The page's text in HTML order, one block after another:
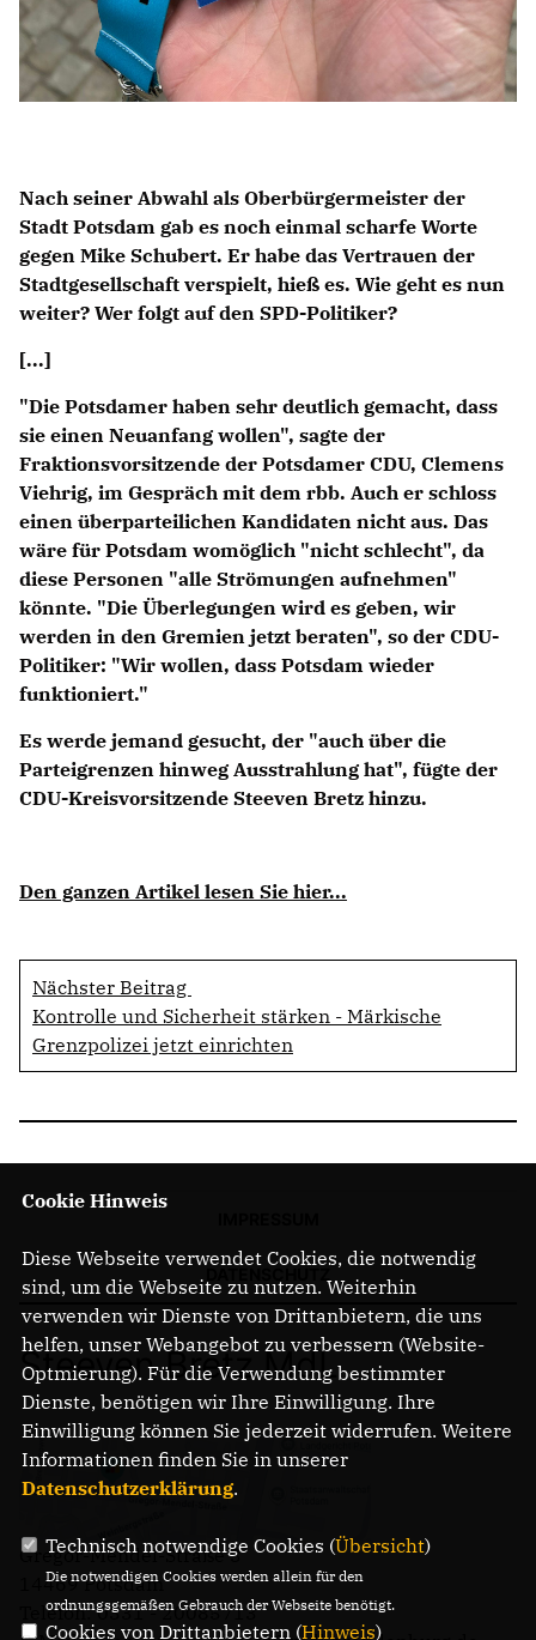
Nach seiner Abwahl als Oberbürgermeister der
Stadt Potsdam gab es noch einmal scharfe Worte
gegen Mike Schubert. Er habe das Vertrauen der
Stadtgesellschaft verspielt, hieß es. Wie geht es nun
weiter? Wer folgt auf den SPD-Politiker?
[...]
"Die Potsdamer haben sehr deutlich gemacht, dass
sie einen Neuanfang wollen", sagte der
Fraktionsvorsitzende der Potsdamer CDU, Clemens
Viehrig, im Gespräch mit dem rbb. Auch er schloss
einen überparteilichen Kandidaten nicht aus. Das
wäre für Potsdam womöglich "nicht schlecht", da
diese Personen "alle Strömungen aufnehmen"
könnte. "Die Überlegungen wird es geben, wir
werden in den Gremien jetzt beraten", so der CDU-
Politiker: "Wir wollen, dass Potsdam wieder
funktioniert."
Es werde jemand gesucht, der "auch über die
Parteigrenzen hinweg Ausstrahlung hat", fügte der
CDU-Kreisvorsitzende Steeven Bretz hinzu.
Den ganzen Artikel lesen Sie hier...
Nächster Beitrag
Kontrolle und Sicherheit stärken - Märkische
Grenzpolizei jetzt einrichten
Steeven Bretz MdL
Gregor-Mendel-Straße 3
14469 Potsdam
Telefon: 0331 - 20085713
Cookie Hinweis
Diese Webseite verwendet Cookies, die notwendig
sind, um die Webseite zu nutzen. Weiterhin
verwenden wir Dienste von Drittanbietern, die uns
helfen, unser Webangebot zu verbessern (Website-
Optmierung). Für die Verwendung bestimmter
Dienste, benötigen wir Ihre Einwilligung. Ihre
Einwilligung können Sie jederzeit widerrufen. Weitere
Informationen finden Sie in unserer
Datenschutzerklärung.
Technisch notwendige Cookies (Übersicht)
Die notwendigen Cookies werden allein für den
ordnungsgemäßen Gebrauch der Webseite benötigt.
Cookies von Drittanbietern (Hinweis)